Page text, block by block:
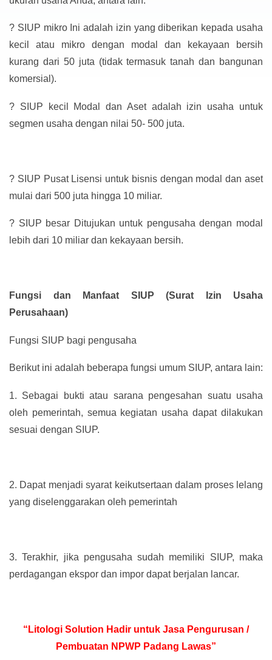
? SIUP mikro Ini adalah izin yang diberikan kepada usaha
kecil atau mikro dengan modal dan kekayaan bersih
kurang dari 50 juta (tidak termasuk tanah dan bangunan
komersial).
? SIUP kecil Modal dan Aset adalah izin usaha untuk
segmen usaha dengan nilai 50- 500 juta.
? SIUP Pusat Lisensi untuk bisnis dengan modal dan aset
mulai dari 500 juta hingga 10 miliar.
? SIUP besar Ditujukan untuk pengusaha dengan modal
lebih dari 10 miliar dan kekayaan bersih.
Fungsi dan Manfaat SIUP (Surat Izin Usaha
Perusahaan)
Fungsi SIUP bagi pengusaha
Berikut ini adalah beberapa fungsi umum SIUP, antara lain:
1. Sebagai bukti atau sarana pengesahan suatu usaha
oleh pemerintah, semua kegiatan usaha dapat dilakukan
sesuai dengan SIUP.
2. Dapat menjadi syarat keikutsertaan dalam proses lelang
yang diselenggarakan oleh pemerintah
3. Terakhir, jika pengusaha sudah memiliki SIUP, maka
perdagangan ekspor dan impor dapat berjalan lancar.
“Litologi Solution Hadir untuk Jasa Pengurusan /
Pembuatan NPWP Padang Lawas”